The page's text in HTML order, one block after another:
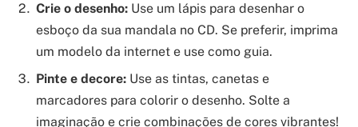
Crie o desenho: Use um lápis para desenhar o
esboço da sua mandala no CD. Se preferir, imprima
um modelo da internet e use como guia.
Pinte e decore: Use as tintas, canetas e
marcadores para colorir o desenho. Solte a
imaginação e crie combinações de cores vibrantes!